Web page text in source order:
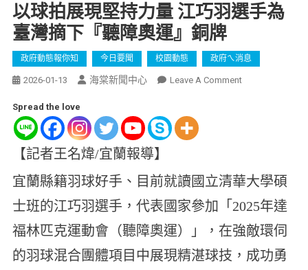
以球拍展現堅持力量 江巧羽選手為
臺灣摘下『聽障奧運』銅牌
政府動態報你知 今日要聞 校園動態 政府ㄟ消息
2026-01-13 海棠新聞中心 Leave A Comment
Spread the love
【記者王名煒/宜蘭報導】
宜蘭縣籍羽球好手、目前就讀國立清華大學碩
士班的江巧羽選手，代表國家參加「2025年達
福林匹克運動會（聽障奧運）」，在強敵環伺
的羽球混合團體項目中展現精湛球技，成功勇